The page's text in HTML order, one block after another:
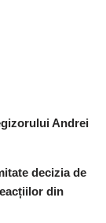
Andrei
decizia de
din